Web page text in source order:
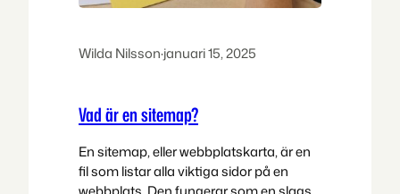
Wilda Nilsson·januari 15, 2025
Vad är en sitemap?
En sitemap, eller webbplatskarta, är en
fil som listar alla viktiga sidor på en